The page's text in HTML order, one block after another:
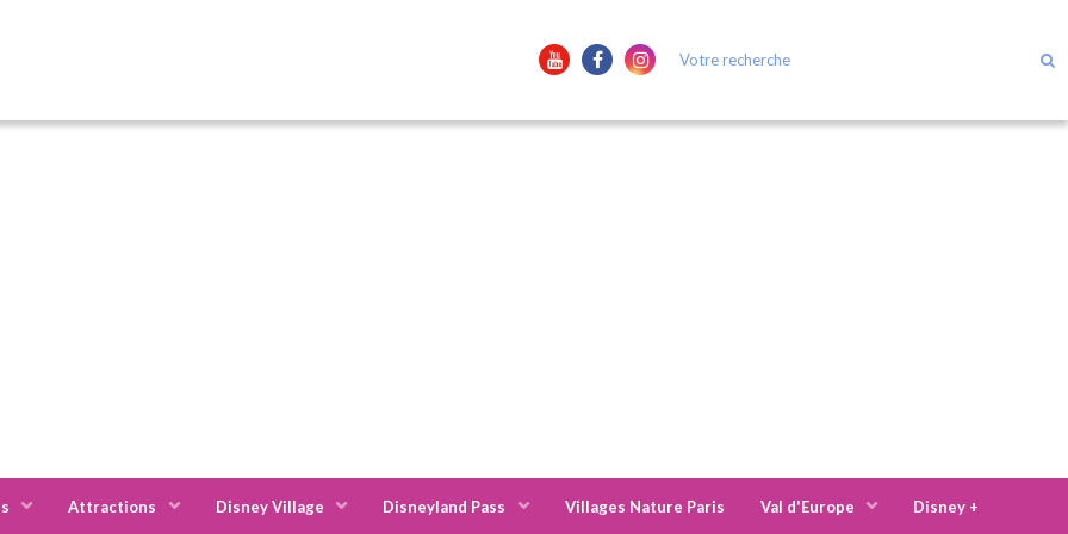
Attractions Disney Village Disneyland Pass Villages Nature Paris Val d'Europe Disney +
Disney Sequoia Lodge